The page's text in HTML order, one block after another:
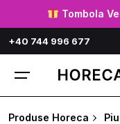
to
content
Tombola
+40 744 996 677
Produse Horeca